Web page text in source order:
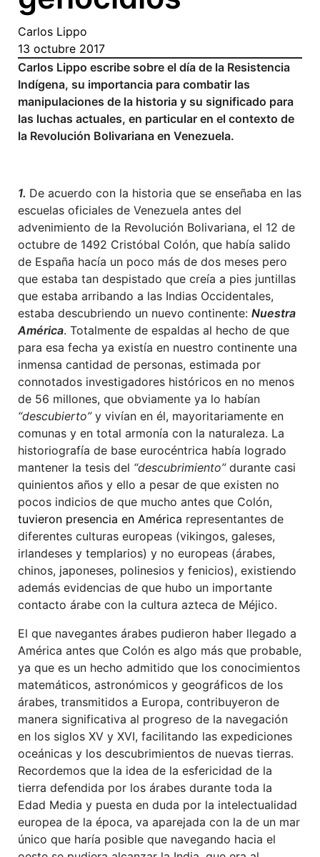
Carlos Lippo
13 octubre 2017
Carlos Lippo escribe sobre el día de la Resistencia
Indígena, su importancia para combatir las
manipulaciones de la historia y su significado para
las luchas actuales, en particular en el contexto de
la Revolución Bolivariana en Venezuela.
1. De acuerdo con la historia que se enseñaba en las
escuelas oficiales de Venezuela antes del
advenimiento de la Revolución Bolivariana, el 12 de
octubre de 1492 Cristóbal Colón, que había salido
de España hacía un poco más de dos meses pero
que estaba tan despistado que creía a pies juntillas
que estaba arribando a las Indias Occidentales,
estaba descubriendo un nuevo continente: Nuestra
América. Totalmente de espaldas al hecho de que
para esa fecha ya existía en nuestro continente una
inmensa cantidad de personas, estimada por
connotados investigadores históricos en no menos
de 56 millones, que obviamente ya lo habían
“descubierto” y vivían en él, mayoritariamente en
comunas y en total armonía con la naturaleza. La
historiografía de base eurocéntrica había logrado
mantener la tesis del “descubrimiento”durante casi
quinientos años y ello a pesar de que existen no
pocos indicios de que mucho antes que Colón,
tuvieron presencia en América representantes de
diferentes culturas europeas (vikingos, galeses,
irlandeses y templarios) y no europeas (árabes,
chinos, japoneses, polinesios y fenicios), existiendo
además evidencias de que hubo un importante
contacto árabe con la cultura azteca de Méjico.
El que navegantes árabes pudieron haber llegado a
América antes que Colón es algo más que probable,
ya que es un hecho admitido que los conocimientos
matemáticos, astronómicos y geográficos de los
árabes, transmitidos a Europa, contribuyeron de
manera significativa al progreso de la navegación
en los siglos XV y XVI, facilitando las expediciones
oceánicas y los descubrimientos de nuevas tierras.
Recordemos que la idea de la esfericidad de la
tierra defendida por los árabes durante toda la
Edad Media y puesta en duda por la intelectualidad
europea de la época, va aparejada con la de un mar
único que haría posible que navegando hacia el